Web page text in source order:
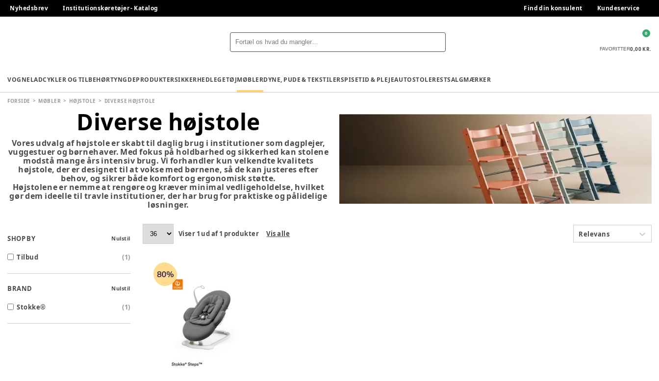
Nyhedsbrev Institutionskøretøjer - Katalog Find din konsulent Kundeservice
FAVORITTER0,00 KR.
0
VOGNELADCYKLER OG TILBEHØRTYNGDEPRODUKTERSIKKERHEDLEGETØJMØBLERDYNE, PUDE & TEKSTILERSPISETID & PLEJEAUTOSTOLERESTSALGMÆRKER
FORSIDE MØBLER HØJSTOLE DIVERSE HØJSTOLE
Diverse højstole
Vores udvalg af højstole er skabt til daglig brug i institutioner som dagplejer,
vuggestuer og børnehaver. Med fokus på holdbarhed og sikkerhed kan stolene
modstå mange års intensiv brug. Vi forhandler kun velkendte kvalitets
højstole, der er designet til at vokse med børnene, så de kan justeres efter
behov, og sikrer både komfort og ergonomisk støtte.
Højstolene er nemme at rengøre og kræver minimal vedligeholdelse, hvilket
gør dem ideelle til travle institutioner, der har brug for praktiske og pålidelige
løsninger.
SHOP BY Nulstil
Tilbud (1)
BRAND Nulstil
Stokke® (1)
Viser 1 ud af1 produkter Vis alle Relevans